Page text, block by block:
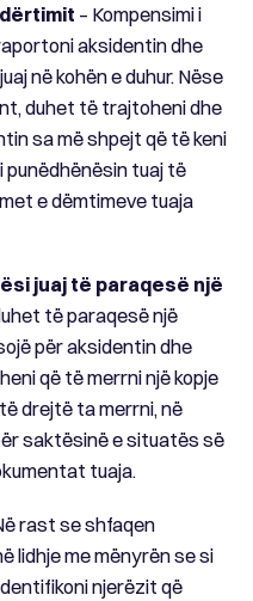
– Kompensimi i
aksidentin dhe
në kohën e duhur. Nëse
duhet të trajtoheni dhe
sa më shpejt që të keni
punëdhënësin tuaj të
e dëmtimeve tuaja
juaj të paraqesë një
të paraqesë një
për aksidentin dhe
që të merrni një kopje
drejtë ta merrni, në
saktësinë e situatës së
tuaja.
rast se shfaqen
lidhje me mënyrën se si
njerëzit që